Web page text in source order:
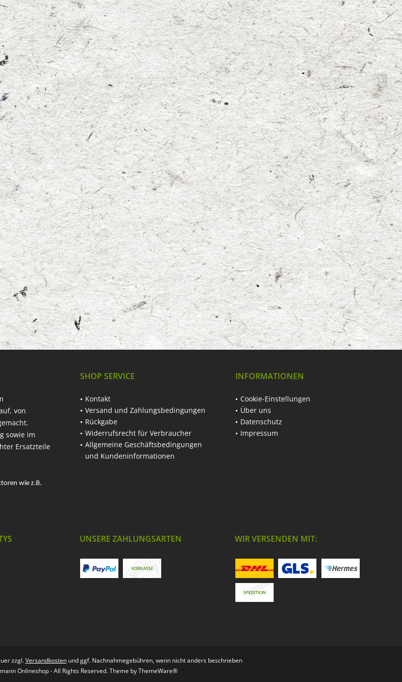
von
sowie im
Ersatzteile
wie z.B.
SHOP SERVICE
Kontakt
Versand und Zahlungsbedingungen
Rückgabe
Widerrufsrecht für Verbraucher
Allgemeine Geschäftsbedingungen
und Kundeninformationen
INFORMATIONEN
Cookie-Einstellungen
Über uns
Datenschutz
Impressum
UNSERE ZAHLUNGSARTEN WIR VERSENDEN MIT:
zzgl.Versandkostenund ggf. Nachnahmegebühren, wenn nicht anders beschrieben
Onlineshop - All Rights Reserved. Theme byThemeWare®